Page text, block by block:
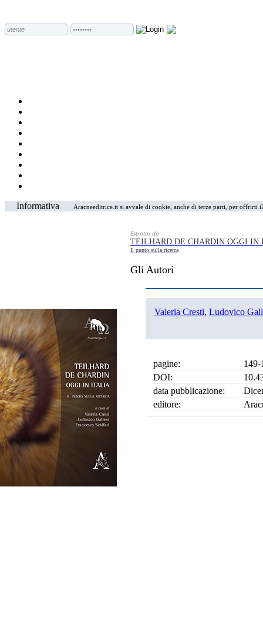
Informativa Aracneeditrice.it si avvale di cookie, anche di terze parti, per
Estratto da
TEILHARD DE CHARDIN OGGI IN
Il punto sulla ricerca
Gli Autori
Valeria Cresti, Ludovico
pagine:
149-
DOI:
data pubblicazione:
editore: